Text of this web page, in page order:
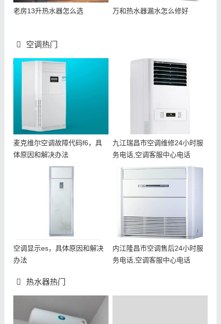
老房13升热水器怎么选 万和热水器漏水怎么修好
空调热门
麦克维尔空调故障代码f6，具
体原因和解决办法
九江瑞昌市空调维修24小时服
务电话,空调客服中心电话
空调显示es，具体原因和解决
办法
内江隆昌市空调售后24小时服
务电话,空调客服中心电话
热水器热门